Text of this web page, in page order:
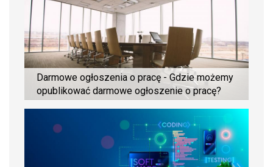
Darmowe ogłoszenia o pracę - Gdzie możemy
opublikować darmowe ogłoszenie o pracę?